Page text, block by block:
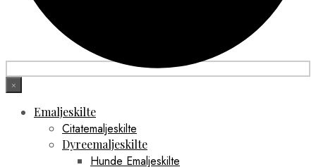
×
Emaljeskilte
Citatemaljeskilte
Dyreemaljeskilte
Hunde Emaljeskilte